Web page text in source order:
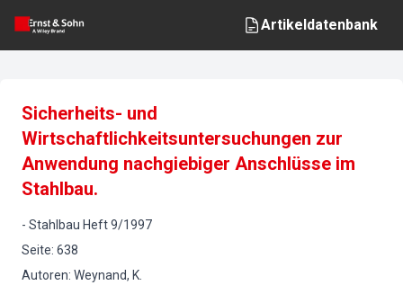
Artikeldatenbank
Sicherheits- und
Wirtschaftlichkeitsuntersuchungen zur
Anwendung nachgiebiger Anschlüsse im
Stahlbau.
- Stahlbau Heft9/1997
Seite: 638
Autoren: Weynand, K.